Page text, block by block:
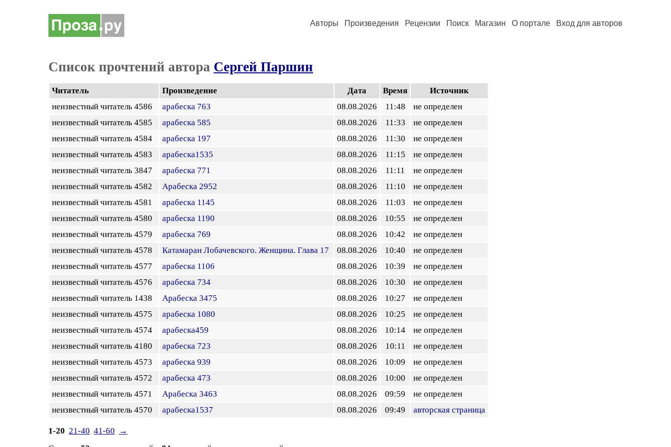
Авторы Произведения Рецензии Поиск Магазин О портале Вход для авторов
Список прочтений автора Сергей Паршин
Читатель Произведение Дата Время
Источник
неизвестный читатель 4586
арабеска 763 08.08.2026 11:48
не определен
неизвестный читатель 4585
арабеска 585 08.08.2026 11:33
не определен
неизвестный читатель 4584
арабеска 197 08.08.2026 11:30
не определен
неизвестный читатель 4583
арабеска1535 08.08.2026 11:15
не определен
неизвестный читатель 3847
арабеска 771 08.08.2026 11:11
не определен
неизвестный читатель 4582
Арабеска 2952 08.08.2026 11:10
не определен
неизвестный читатель 4581
арабеска 1145 08.08.2026 11:03
не определен
неизвестный читатель 4580
арабеска 1190 08.08.2026 10:55
не определен
неизвестный читатель 4579
арабеска 769 08.08.2026 10:42
не определен
неизвестный читатель 4578
Катамаран Лобачевского. Женщина. Глава 17 08.08.2026 10:40
не определен
неизвестный читатель 4577
арабеска 1106 08.08.2026 10:39
не определен
неизвестный читатель 4576
арабеска 734 08.08.2026 10:30
не определен
неизвестный читатель 1438
Арабеска 3475 08.08.2026 10:27
не определен
неизвестный читатель 4575
арабеска 1080 08.08.2026 10:25
не определен
неизвестный читатель 4574
арабеска459 08.08.2026 10:14
не определен
неизвестный читатель 4180
арабеска 723 08.08.2026 10:11
не определен
неизвестный читатель 4573
арабеска 939 08.08.2026 10:09
не определен
неизвестный читатель 4572
арабеска 473 08.08.2026 10:00
не определен
неизвестный читатель 4571
Арабеска 3463 08.08.2026 09:59
не определен
неизвестный читатель 4570
арабеска1537 08.08.2026 09:49 авторская страница
1-20 21-40 41-60
→